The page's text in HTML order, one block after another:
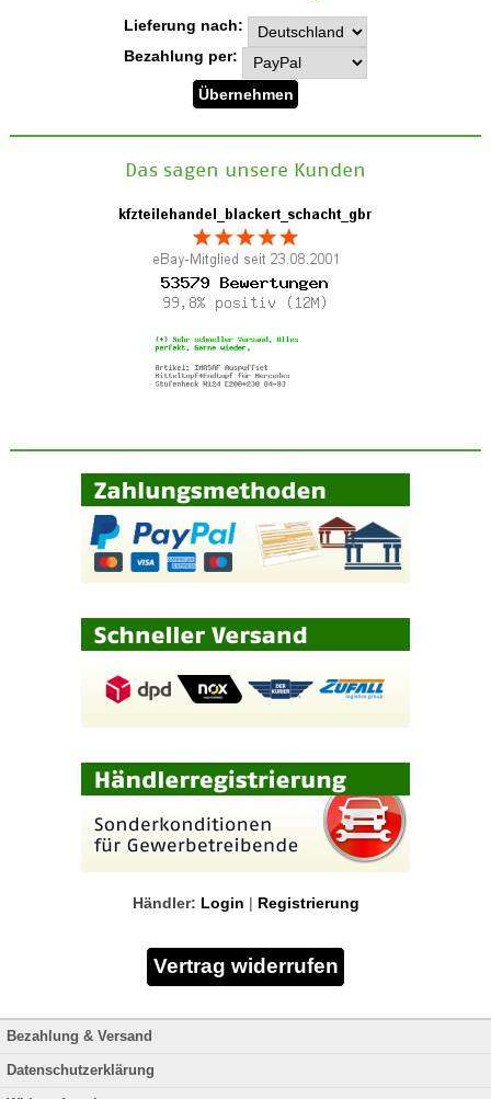
Lieferung nach:
Bezahlung per:
Das sagen unsere Kunden
Händler: Login | Registrierung
Bezahlung & Versand
Datenschutzerklärung